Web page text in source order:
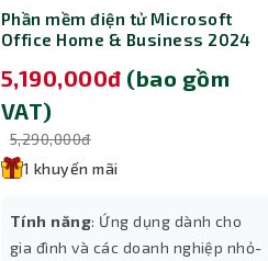
Phần mềm điện tử Microsoft
Office Home & Business 2024
ESD EP2-06604
5,190,000đ (bao gồm
VAT)
5,290,000đ
1 khuyến mãi
Tính năng: Ứng dụng dành cho
gia đình và các doanh nghiệp nhỏ-